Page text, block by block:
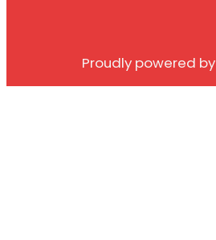
Proudly powered by